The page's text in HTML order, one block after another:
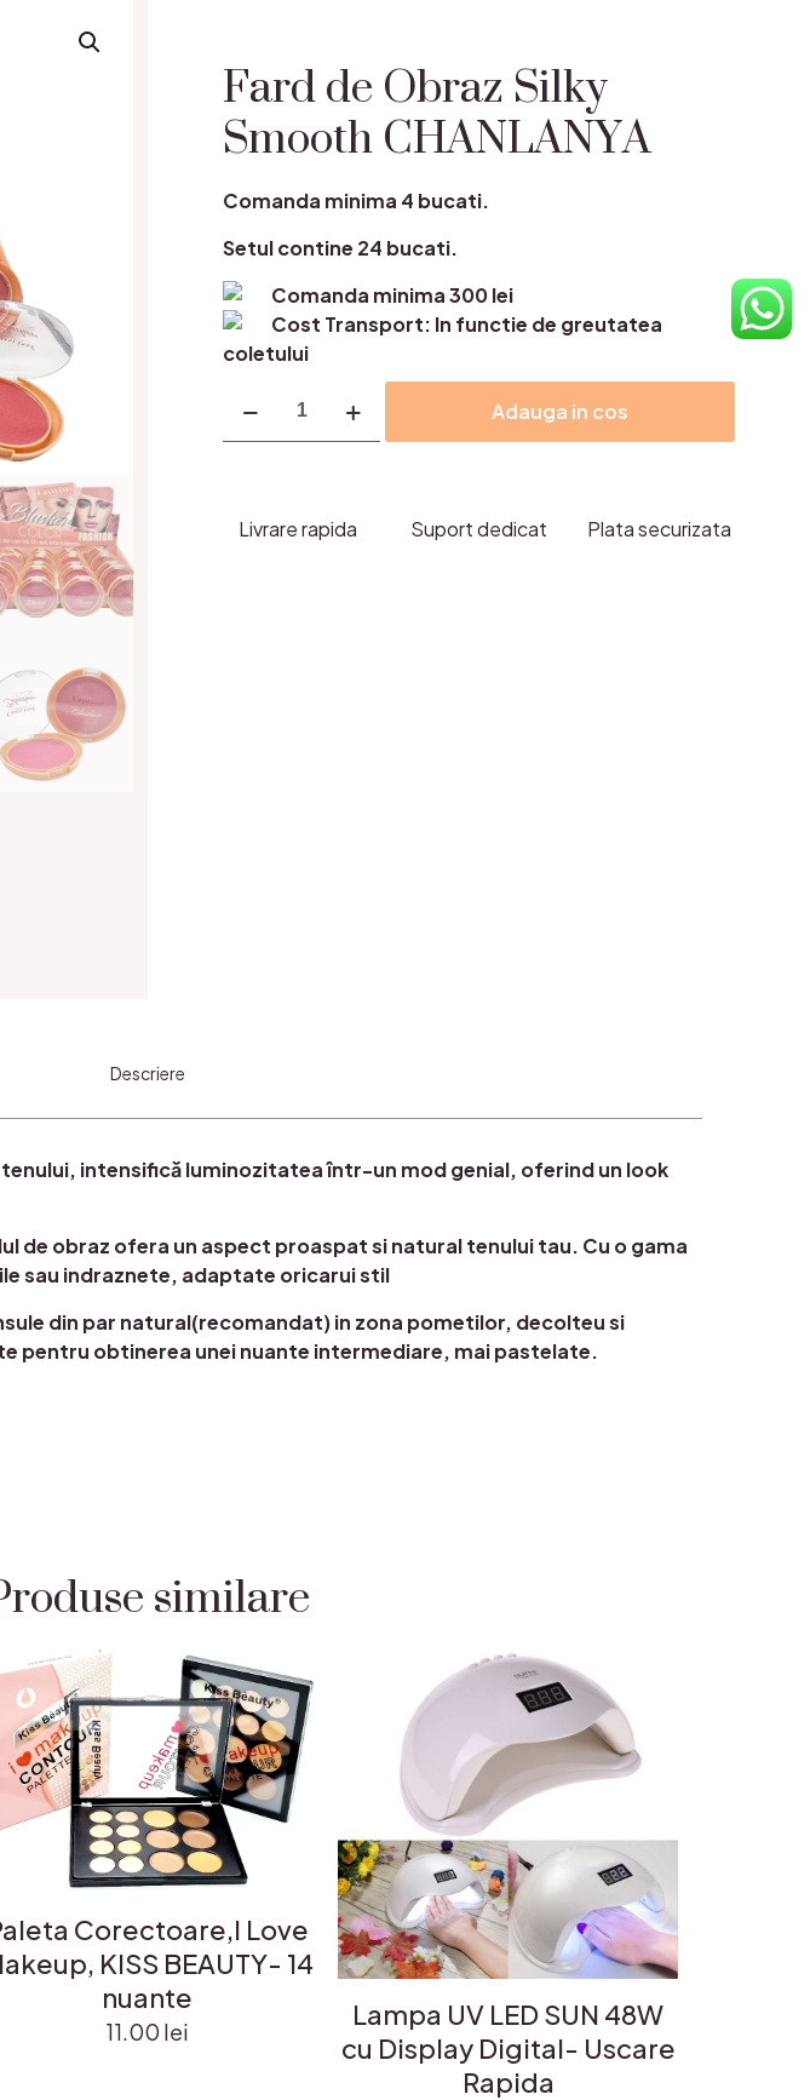
Fard de Obraz Silky
Smooth CHANLANYA
Comanda minima 4 bucati.
Setul contine 24 bucati.
Comanda minima 300 lei
Cost Transport: In functie de greutatea
coletului
Fard
Smooth
Adauga in cos
Livrare rapida Suport dedicat Plata securizata
Descriere
intensifică luminozitatea într-un mod genial, oferind un look
de obraz ofera un aspect proaspat si natural tenului tau. Cu o gama
sau indraznete, adaptate oricarui stil
din par natural(recomandat) in zona pometilor, decolteu si
pentru obtinerea unei nuante intermediare, mai pastelate.
similare
Corectoare,I Love
KISS BEAUTY- 14
nuante
11.00 lei
Lampa UV LED SUN 48W
cu Display Digital- Uscare
Rapida